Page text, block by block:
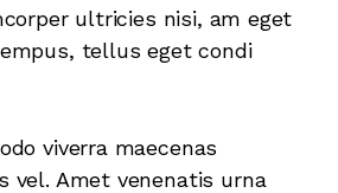
ultricies nisi, am eget
tellus eget condi
viverra maecenas
vel. Amet venenatis urna